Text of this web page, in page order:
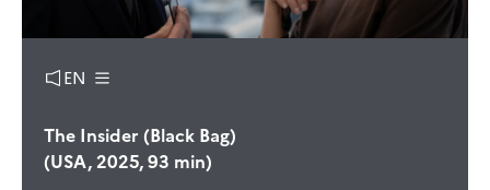
EN
The Insider (Black Bag)
(USA, 2025, 93 min)